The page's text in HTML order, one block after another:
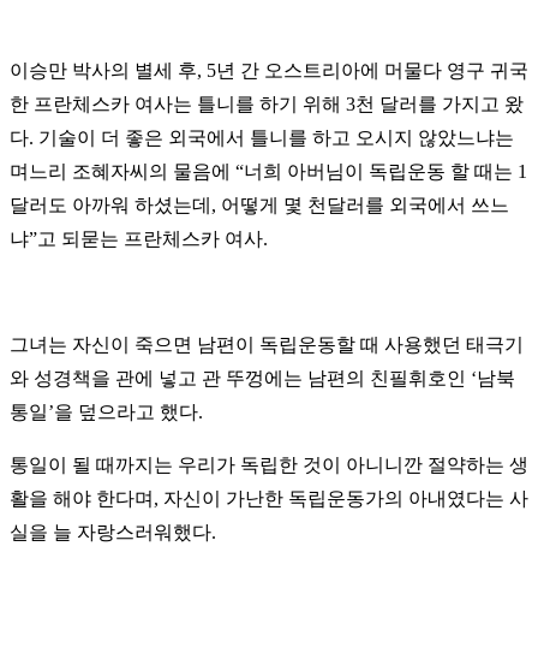
이승만 박사의 별세 후, 5년 간 오스트리아에 머물다 영구 귀국
한 프란체스카 여사는 틀니를 하기 위해 3천 달러를 가지고 왔
다. 기술이 더 좋은 외국에서 틀니를 하고 오시지 않았느냐는
며느리 조혜자씨의 물음에 “너희 아버님이 독립운동 할 때는 1
달러도 아까워 하셨는데, 어떻게 몇 천달러를 외국에서 쓰느
냐”고 되묻는 프란체스카 여사.
그녀는 자신이 죽으면 남편이 독립운동할 때 사용했던 태극기
와 성경책을 관에 넣고 관 뚜껑에는 남편의 친필휘호인 ‘남북
통일’을 덮으라고 했다.
통일이 될 때까지는 우리가 독립한 것이 아니니깐 절약하는 생
활을 해야 한다며, 자신이 가난한 독립운동가의 아내였다는 사
실을 늘 자랑스러워했다.